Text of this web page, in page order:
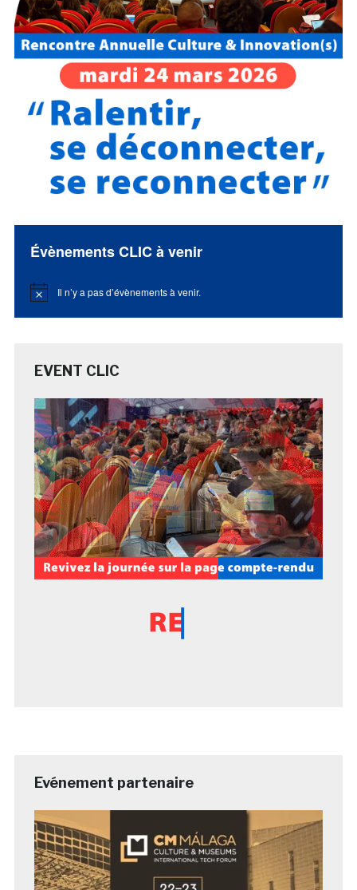
Évènements CLIC à venir
Notice Il n’y a pas d’évènements à venir.
EVENT CLIC
Evénement partenaire